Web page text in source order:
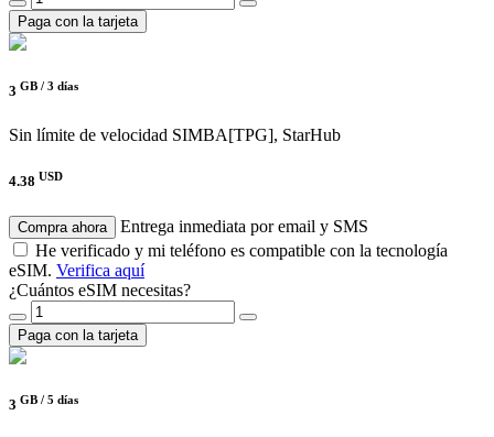
Paga con la tarjeta
3 GB / 3 días
Sin límite de velocidad SIMBA[TPG], StarHub
4.38 USD
Compra ahora
Entrega inmediata por email y SMS
He verificado y mi teléfono es compatible con la tecnología
eSIM. Verifica aquí
¿Cuántos eSIM necesitas?
Paga con la tarjeta
3 GB / 5 días